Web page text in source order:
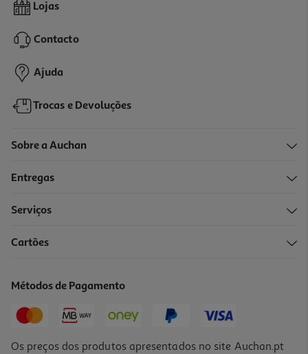
Lojas
Contacto
Ajuda
Trocas e Devoluções
Sobre a Auchan
Entregas
Serviços
Cartões
Métodos de Pagamento
Os preços dos produtos apresentados no site Auchan.pt